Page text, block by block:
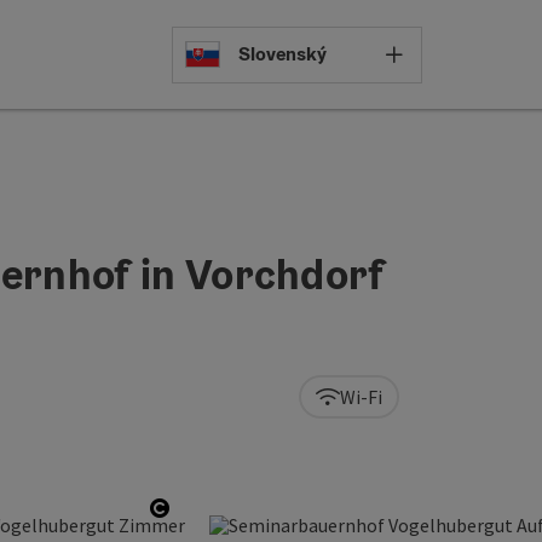
Select
Slovenský
in Vorchdorf
Wi-Fi